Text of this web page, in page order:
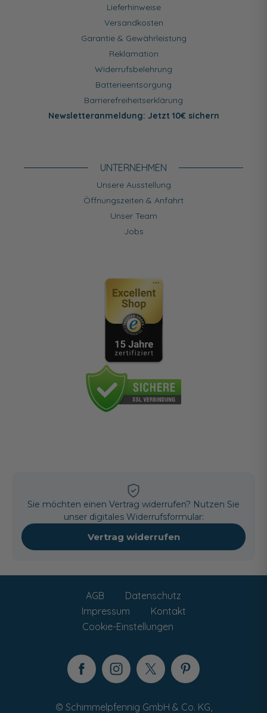
Lieferhinweise
Versandkosten
Garantie & Gewährleistung
Reklamation
Widerrufsbelehrung
Batterieentsorgung
Barrierefreiheitserklärung
Newsletteranmeldung: Jetzt 10€ sichern
UNTERNEHMEN
Unsere Ausstellung
Öffnungszeiten & Anfahrt
Unser Team
Jobs
Sie möchten einen Vertrag widerrufen? Nutzen Sie
unser digitales Widerrufsformular:
Vertrag widerrufen
AGB
Datenschutz
Impressum
Kontakt
Cookie-Einstellungen
© Schimmelpfennig GmbH & Co. KG,